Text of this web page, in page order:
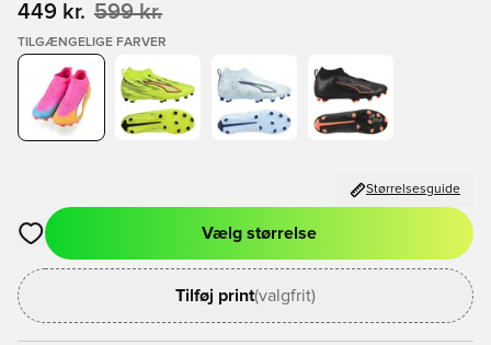
449 kr. 599 kr.
TILGÆNGELIGE FARVER
Størrelsesguide
Åbner en Modal til at logge ind eller tilmelde dig som medlem
Vælg størrelse
Tilføj print(valgfrit)